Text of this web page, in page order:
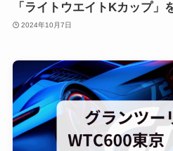
「ライトウエイトKカップ」
2024年10月7日